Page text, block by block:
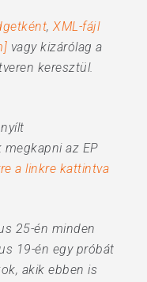
,XML-fájl
vagy kizárólag a
keresztül.
az EP
a linkre kattintva
25-én minden
19-én egy próbát
akik ebben is